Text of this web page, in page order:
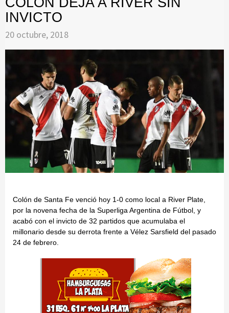
INVICTO
20 octubre, 2018
Colón de Santa Fe venció hoy 1-0 como local a River Plate,
por la novena fecha de la Superliga Argentina de Fútbol, y
acabó con el invicto de 32 partidos que acumulaba el
millonario desde su derrota frente a Vélez Sarsfield del pasado
24 de febrero.